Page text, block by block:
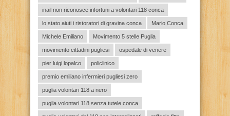
inail non riconosce infortuni a volontari 118 conca
lo stato aiuti i ristoratori di gravina conca Mario Conca
Michele Emiliano Movimento 5 stelle Puglia
movimento cittadini pugliesi ospedale di venere
pier luigi lopalco policlinico
premio emiliano infermieri pugliesi zero
puglia volontari 118 a nero
puglia volontari 118 senza tutele conca